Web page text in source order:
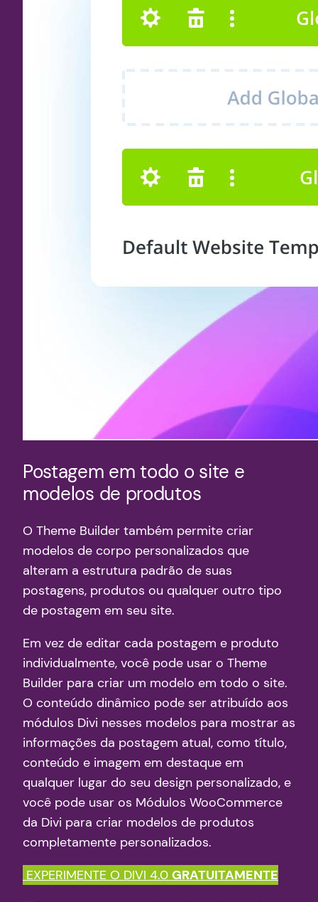
Postagem em todo o site e
modelos de produtos
O Theme Builder também permite criar
modelos de corpo personalizados que
alteram a estrutura padrão de suas
postagens, produtos ou qualquer outro tipo
de postagem em seu site.
Em vez de editar cada postagem e produto
individualmente, você pode usar o Theme
Builder para criar um modelo em todo o site.
O conteúdo dinâmico pode ser atribuído aos
módulos Divi nesses modelos para mostrar as
informações da postagem atual, como título,
conteúdo e imagem em destaque em
qualquer lugar do seu design personalizado, e
você pode usar os Módulos WooCommerce
da Divi para criar modelos de produtos
completamente personalizados.
EXPERIMENTE O DIVI 4.0 GRATUITAMENTE